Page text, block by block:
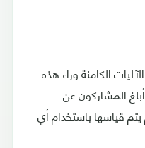
الكامنة وراء هذه
المشاركون عن
قياسها باستخدام أي